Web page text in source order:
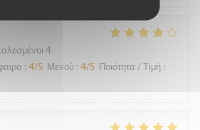
4
: 4/5 Μενού : 4/5 Ποιότητα / Τιμή :